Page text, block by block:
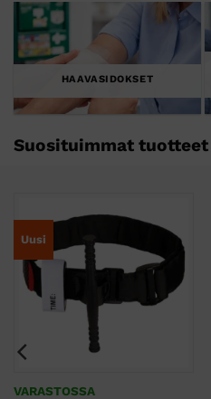
HAAVASIDOKSET
Suosituimmat tuotteet
Uusi
VARASTOSSA